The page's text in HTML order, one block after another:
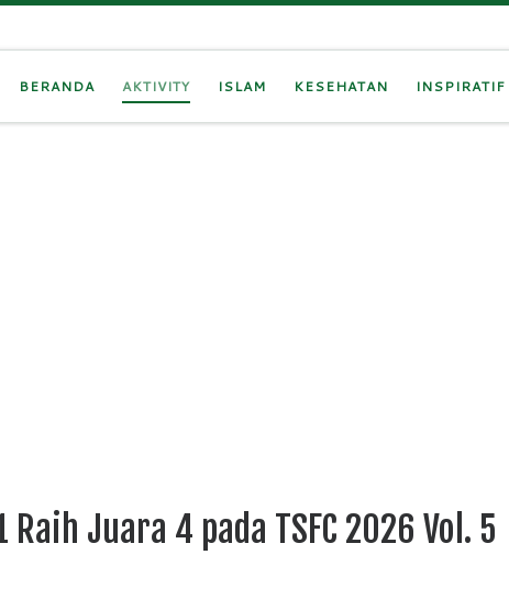
BERANDA AKTIVITY ISLAM KESEHATAN INSPIRATIF
Raih Juara 4 pada TSFC 2026 Vol. 5